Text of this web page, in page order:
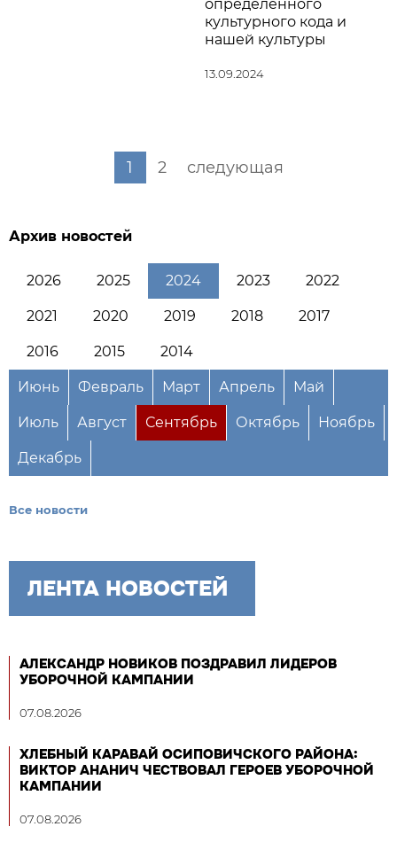
определенного
культурного кода и
нашей культуры
13.09.2024
1 2 следующая
Архив новостей
2026 2025 2024 2023 2022
2021 2020 2019 2018 2017
2016 2015 2014
Июнь Февраль Март Апрель Май
Июль Август Сентябрь Октябрь Ноябрь
Декабрь
Все новости
ЛЕНТА НОВОСТЕЙ
АЛЕКСАНДР НОВИКОВ ПОЗДРАВИЛ ЛИДЕРОВ
УБОРОЧНОЙ КАМПАНИИ
07.08.2026
ХЛЕБНЫЙ КАРАВАЙ ОСИПОВИЧСКОГО РАЙОНА:
ВИКТОР АНАНИЧ ЧЕСТВОВАЛ ГЕРОЕВ УБОРОЧНОЙ
КАМПАНИИ
07.08.2026